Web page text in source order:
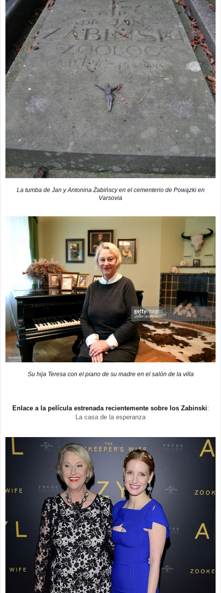
La tumba de Jan y Antonina Żabińscy en el cementerio de Powązki en
Varsovia
Su hija Teresa con el piano de su madre en el salón de la villa
Enlace a la película estrenada recientemente sobre los Zabinski:
La casa de la esperanza